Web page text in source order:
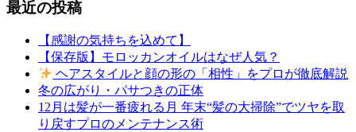
最近の投稿
【感謝の気持ちを込めて】
【保存版】モロッカンオイルはなぜ人気？
ヘアスタイルと顔の形の「相性」をプロが徹底解説
冬の広がり・パサつきの正体
12月は髪が一番疲れる月 年末“髪の大掃除”でツヤを取
り戻すプロのメンテナンス術